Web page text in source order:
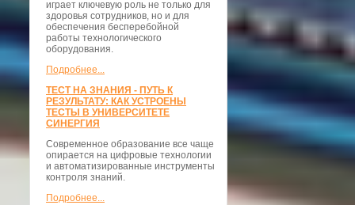
играет ключевую роль не только для
здоровья сотрудников, но и для
обеспечения бесперебойной
работы технологического
оборудования.
Подробнее...
ТЕСТ НА ЗНАНИЯ - ПУТЬ К
РЕЗУЛЬТАТУ: КАК УСТРОЕНЫ
ТЕСТЫ В УНИВЕРСИТЕТЕ
СИНЕРГИЯ
Современное образование все чаще
опирается на цифровые технологии
и автоматизированные инструменты
контроля знаний.
Подробнее...